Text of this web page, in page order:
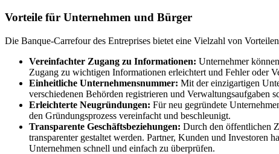
Vorteile für Unternehmen und Bürger
Die Banque-Carrefour des Entreprises bietet eine Vielzahl von
Vereinfachter Zugang zu Informationen: Unternehmer
Zugang zu wichtigen Informationen erleichtert und Fehler oder
Einheitliche Unternehmensnummer: Mit der einzigartigen
verschiedenen Behörden registrieren und Verwaltungsaufgaben
Erleichterte Neugründungen: Für neu gegründete
den Gründungsprozess vereinfacht und beschleunigt.
Transparente Geschäftsbeziehungen: Durch den öffentlichen
transparenter gestaltet werden. Partner, Kunden und Investoren
Unternehmen schnell und einfach zu überprüfen.